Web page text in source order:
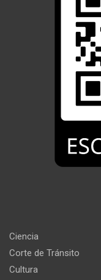
Ciencia
Corte de Tránsito
Cultura